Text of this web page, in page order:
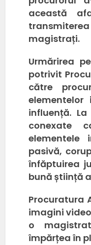
această
magistrați.
Urmărirea
potrivit
către
influență.
conexate
elementele
pasivă,
înfăptuirea
bună știință
Procuratura
imagini
o
împărțea în